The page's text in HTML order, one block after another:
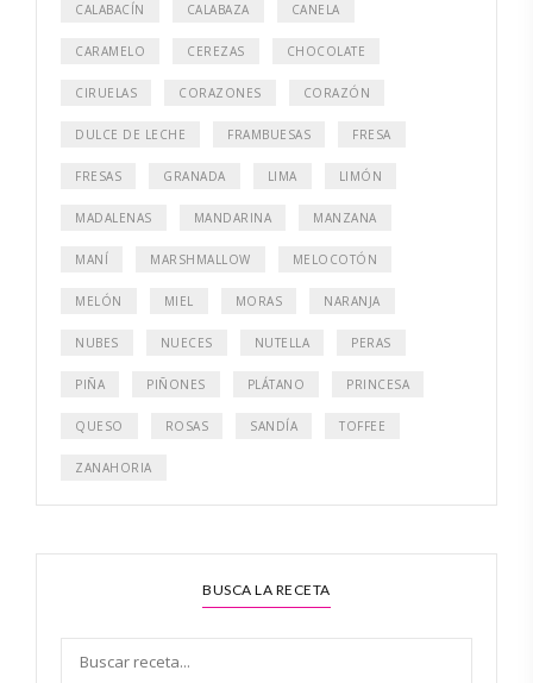
CALABACÍN CALABAZA CANELA
CARAMELO CEREZAS CHOCOLATE
CIRUELAS CORAZONES CORAZÓN
DULCE DE LECHE FRAMBUESAS FRESA
FRESAS GRANADA LIMA LIMÓN
MADALENAS MANDARINA MANZANA
MANÍ MARSHMALLOW MELOCOTÓN
MELÓN MIEL MORAS NARANJA
NUBES NUECES NUTELLA PERAS
PIÑA PIÑONES PLÁTANO PRINCESA
QUESO ROSAS SANDÍA TOFFEE
ZANAHORIA
BUSCA LA RECETA